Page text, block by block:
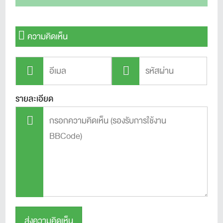
ความคิดเห็น
รายละเอียด